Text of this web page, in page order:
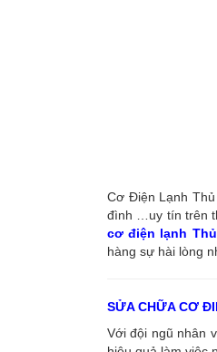
Cơ Điện Lạnh
đình …uy tín trên
cơ điện lạnh
hàng sự hài lòng
SỬA CHỮA CƠ
Với đội ngũ nhân